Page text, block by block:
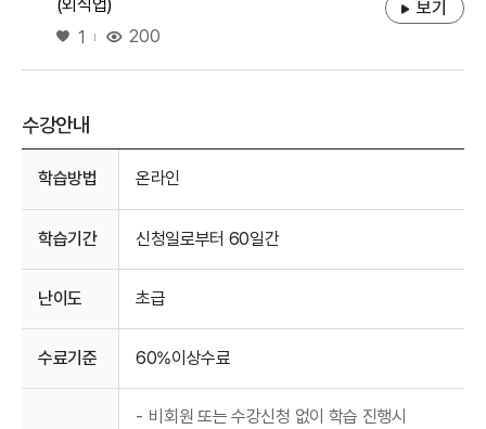
(외식업)
좋아요
1 200
보기
수강안내
학습방법 온라인
학습기간 신청일로부터 60일간
난이도 초급
수료기준 60%이상수료
- 비회원 또는 수강신청 없이 학습 진행시